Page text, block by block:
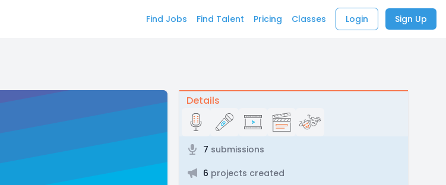
Find Jobs Find Talent Pricing Classes Login Sign Up
Details
7 submissions
6 projects created